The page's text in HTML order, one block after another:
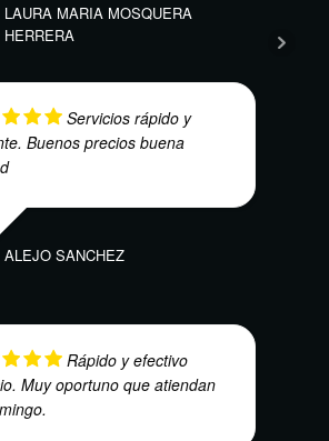
LAURA MARIA MOSQUERA
HERRERA
Servicios rápido y
Buenos precios buena
ALEJO SANCHEZ
Rápido y efectivo
Muy oportuno que atiendan